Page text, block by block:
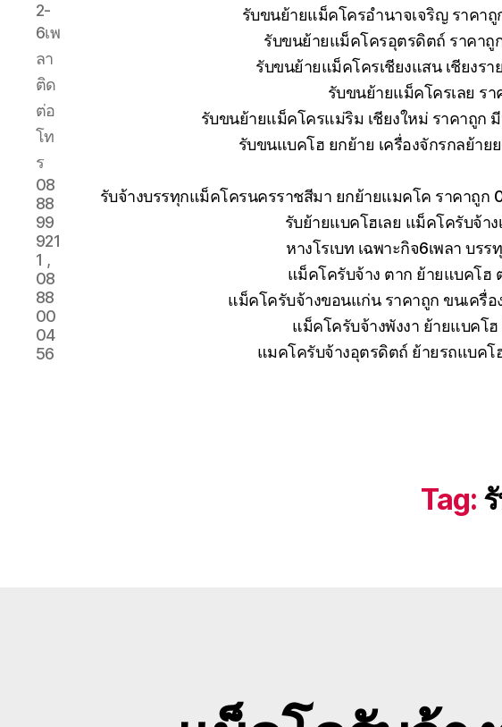
2-
6เพ
ลา
ติด
ต่อ
โท
ร
08
88
99
921
1 ,
08
88
00
04
56
รับขนย้ายแม็คโครอำนาจเจริญ ราคาถู
รับขนย้ายแม็คโครอุตรดิตถ์ ราคาถู
รับขนย้ายแม็คโครเชียงแสน เชียงรา
รับขนย้ายแม็คโครเลย ร
รับขนย้ายแม็คโครแม่ริม เชียงใหม่ ราคาถูก
รับขนแบคโฮ ยกย้าย เครื่องจักรกลย้าย
รับจ้างบรรทุกแม็คโครนครราชสีมา ยกย้ายแมคโค ราคาถูก
รับย้ายแบคโฮเลย แม็คโครับจ้าง
หางโรเบท เฉพาะกิจ6เพลา บร
แม็คโครับจ้าง ตาก ย้ายแบคโฮ
แม็คโครับจ้างขอนแก่น ราคาถูก ขนเครื่อ
แม็คโครับจ้างพังงา ย้ายแบคโฮ
แมคโครับจ้างอุตรดิตถ์ ย้ายรถแบคโ
Tag: